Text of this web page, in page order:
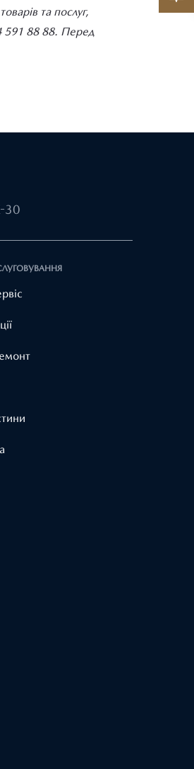
та послуг,
591 88 88. Перед
30